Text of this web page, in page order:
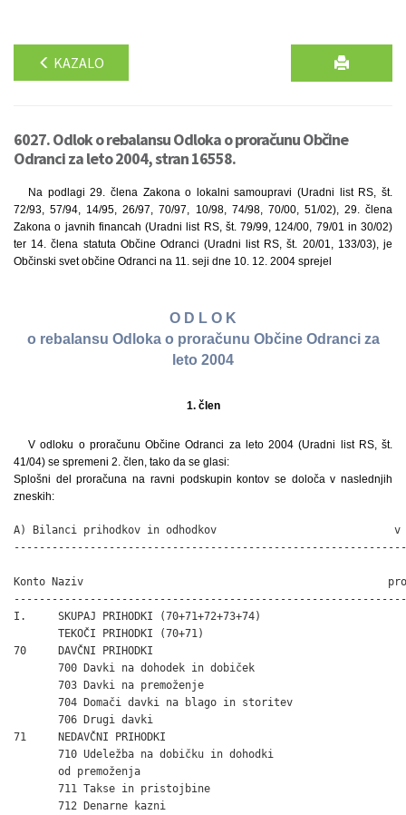
KAZALO
6027. Odlok o rebalansu Odloka o proračunu Občine
Odranci za leto 2004, stran 16558.
Na podlagi 29. člena Zakona o lokalni samoupravi (Uradni list RS, št.
72/93, 57/94, 14/95, 26/97, 70/97, 10/98, 74/98, 70/00, 51/02), 29. člena
Zakona o javnih financah (Uradni list RS, št. 79/99, 124/00, 79/01 in 30/02)
ter 14. člena statuta Občine Odranci (Uradni list RS, št. 20/01, 133/03), je
Občinski svet občine Odranci na 11. seji dne 10. 12. 2004 sprejel
O D L O K
o rebalansu Odloka o proračunu Občine Odranci za
leto 2004
1. člen
V odloku o proračunu Občine Odranci za leto 2004 (Uradni list RS, št.
41/04) se spremeni 2. člen, tako da se glasi:
Splošni del proračuna na ravni podskupin kontov se določa v naslednjih
zneskih:
A) Bilanci prihodkov in odhodkov                            v
Konto Naziv
I.     SKUPAJ PRIHODKI (70+71+72+73+74)
TEKOČI PRIHODKI (70+71)
70     DAVČNI PRIHODKI
700 Davki na dohodek in dobiček
703 Davki na premoženje
704 Domači davki na blago in storitev
706 Drugi davki
71     NEDAVČNI PRIHODKI
       710 Udeležba na dobičku in dohodki
od premoženja
711 Takse in pristojbine
712 Denarne kazni